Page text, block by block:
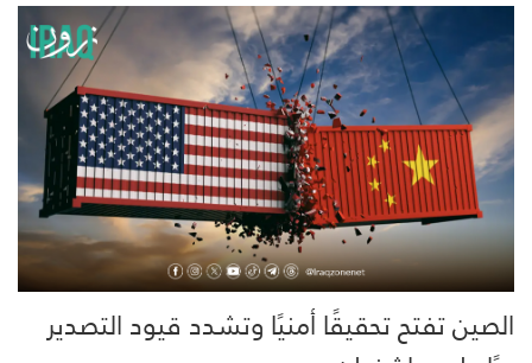
الصين تفتح تحقيقًا أمنيًا وتشدد قيود التصدير